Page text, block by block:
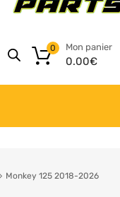
Mon panier
0.00€
0
Monkey 125 2018-2026